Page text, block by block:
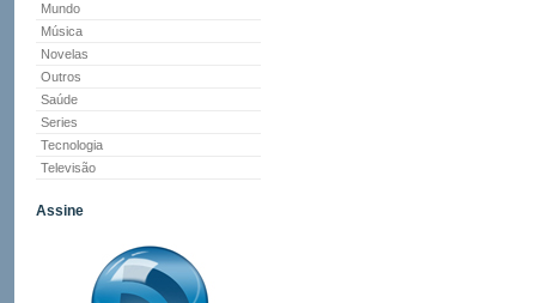
Mundo
Música
Novelas
Outros
Saúde
Series
Tecnologia
Televisão
Assine